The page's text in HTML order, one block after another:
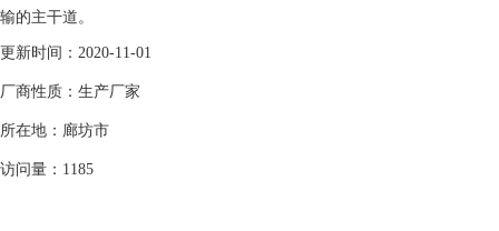
输的主干道。
更新时间：2020-11-01
厂商性质：生产厂家
所在地：廊坊市
访问量：1185